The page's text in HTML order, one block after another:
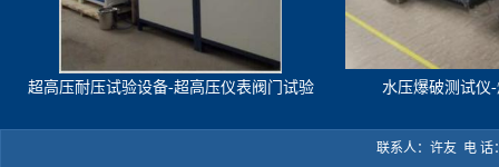
超高压耐压试验设备-超高压仪表阀门试验
水压爆破测试仪
联系人：许友 电 话